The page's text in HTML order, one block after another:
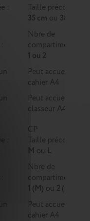
:
Taille préconisée :
35 cm ou 38 cm
Nbre de
compartiments :
1 ou 2
Peut accueillir un
cahier A4
Peut accueillir un
classeur A4
CP
Taille préconisée :
M ou L
Nbre de
compartiments :
1 (M) ou 2 (L)
Peut accueillir un
cahier A4